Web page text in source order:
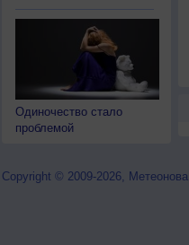
Одиночество стало
проблемой
Copyright © 2009-2026, Метеонова